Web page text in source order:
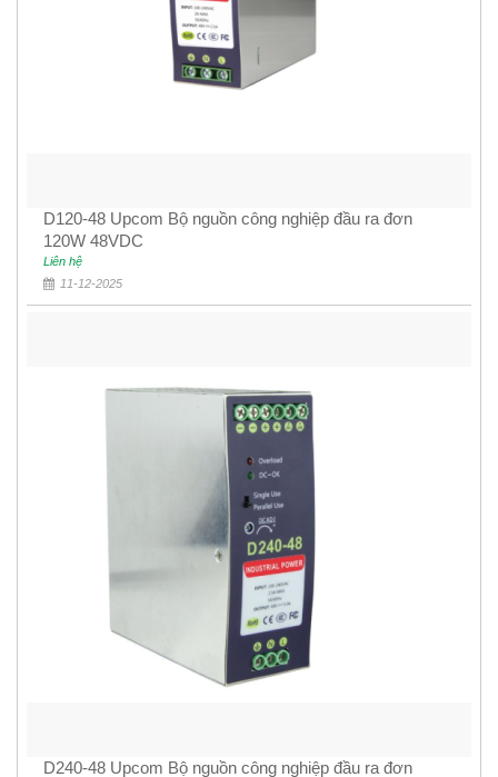
D120-48 Upcom Bộ nguồn công nghiệp đầu ra đơn
120W 48VDC
Liên hệ
11-12-2025
D240-48 Upcom Bộ nguồn công nghiệp đầu ra đơn